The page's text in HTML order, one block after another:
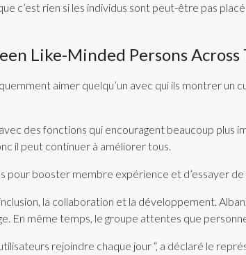
c’est rien si les individus sont peut-être pas
Like-Minded Persons Across
aimer quelqu’un avec qui ils montrer un
des fonctions qui encouragent beaucoup plus
il peut continuer à améliorer tous.
booster membre expérience et d’essayer
la collaboration et la développement.
En même temps, le groupe attentes que
rejoindre chaque jour “, a déclaré le